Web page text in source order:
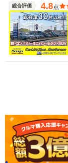
総合評価 4.8点